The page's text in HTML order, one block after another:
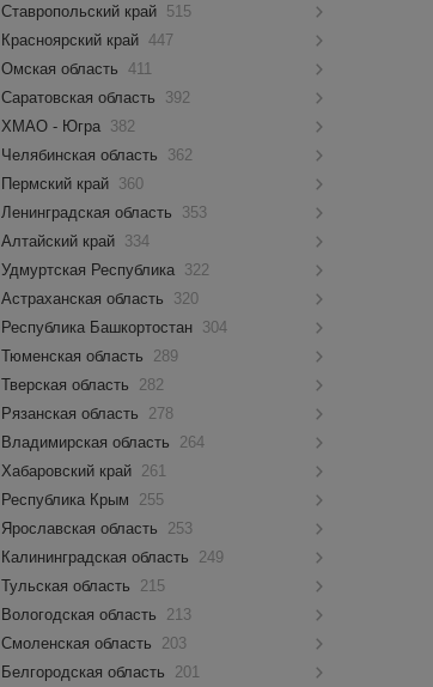
Ставропольский край 515
Красноярский край 447
Омская область
411
Саратовская область
392
ХМАО - Югра 382
Челябинская область
362
Пермский край 360
Ленинградская область
353
Алтайский край 334
Удмуртская Республика 322
Астраханская область
320
Республика Башкортостан 304
Тюменская область
289
Тверская область
282
Рязанская область
278
Владимирская область
264
Хабаровский край 261
Республика Крым
255
Ярославская область
253
Калининградская область
249
Тульская область
215
Вологодская область
213
Смоленская область
203
Белгородская область
201